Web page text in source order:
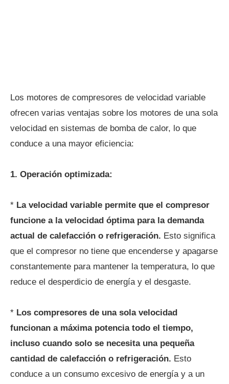
Los motores de compresores de velocidad variable
ofrecen varias ventajas sobre los motores de una sola
velocidad en sistemas de bomba de calor, lo que
conduce a una mayor eficiencia:
1. Operación optimizada:
* La velocidad variable permite que el compresor
funcione a la velocidad óptima para la demanda
actual de calefacción o refrigeración. Esto significa
que el compresor no tiene que encenderse y apagarse
constantemente para mantener la temperatura, lo que
reduce el desperdicio de energía y el desgaste.
* Los compresores de una sola velocidad
funcionan a máxima potencia todo el tiempo,
incluso cuando solo se necesita una pequeña
cantidad de calefacción o refrigeración. Esto
conduce a un consumo excesivo de energía y a un